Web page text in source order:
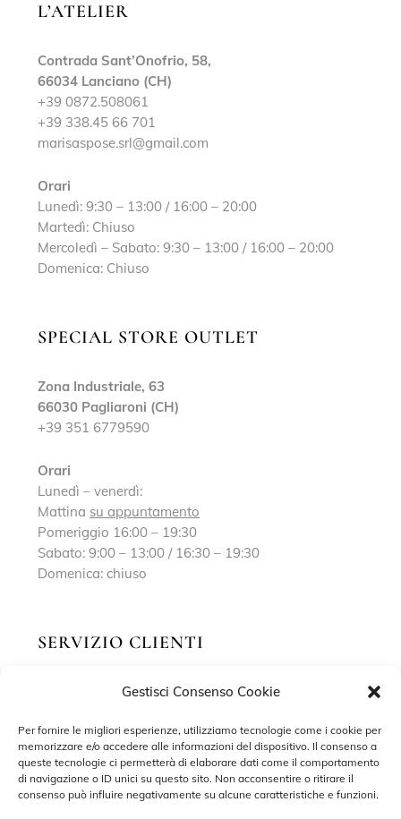
Gestisci Consenso Cookie
Per fornire le migliori esperienze, utilizziamo tecnologie come i cookie per
memorizzare e/o accedere alle informazioni del dispositivo. Il consenso a
queste tecnologie ci permetterà di elaborare dati come il comportamento
di navigazione o ID unici su questo sito. Non acconsentire o ritirare il
consenso può influire negativamente su alcune caratteristiche e funzioni.
L’ATELIER
Contrada Sant’Onofrio, 58,
66034 Lanciano (CH)
+39 0872.508061
+39 338.45 66 701
marisaspose.srl@gmail.com
Orari
Lunedì: 9:30 – 13:00 / 16:00 – 20:00
Martedì: Chiuso
Mercoledì – Sabato: 9:30 – 13:00 / 16:00 – 20:00
Domenica: Chiuso
SPECIAL STORE OUTLET
Zona Industriale, 63
66030 Pagliaroni (CH)
+39 351 6779590
Orari
Lunedì – venerdì:
Mattina su appuntamento
Pomeriggio 16:00 – 19:30
Sabato: 9:00 – 13:00 / 16:30 – 19:30
Domenica: chiuso
SERVIZIO CLIENTI
Richiedi un appuntamento
Contatti
Privacy Policy
Cookie Policy